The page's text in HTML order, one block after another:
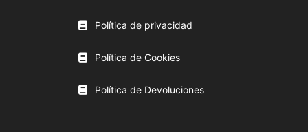
Política de privacidad
Política de Cookies
Política de Devoluciones